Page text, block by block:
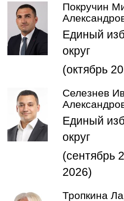
Покручин
Единый
округ
(октябрь
Селезнев
Единый
округ
(сентябрь
2026)
Тропкина